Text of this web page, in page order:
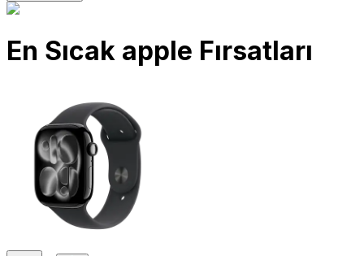
En Sıcak apple Fırsatları